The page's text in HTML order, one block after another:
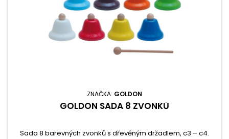
ZNAČKA: GOLDON
GOLDON SADA 8 ZVONKŮ
Sada 8 barevných zvonků s dřevěným držadlem, c3 – c4.